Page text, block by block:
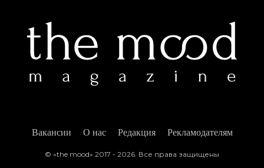
Вакансии Рекламодателям
Редакция
О нас
© «the mood» 2017 - 2026. Все права защищены